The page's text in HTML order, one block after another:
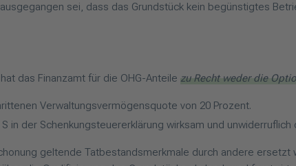
sei, dass das Grundstück kein begünstigtes
das Finanzamt für die OHG-Anteile zu Recht weder die
Verwaltungsvermögensquote von 20 Prozent.
in der Schenkungsteuererklärung wirksam und
geltende Tatbestandsmerkmale durch andere